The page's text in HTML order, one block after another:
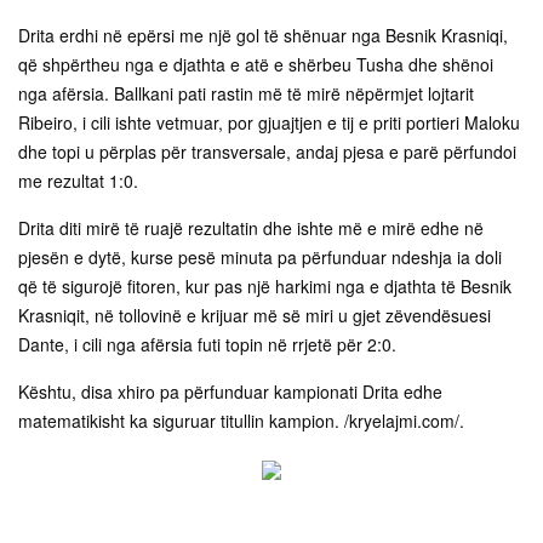
Drita erdhi në epërsi me një gol të shënuar nga Besnik Krasniqi,
që shpërtheu nga e djathta e atë e shërbeu Tusha dhe shënoi
nga afërsia. Ballkani pati rastin më të mirë nëpërmjet lojtarit
Ribeiro, i cili ishte vetmuar, por gjuajtjen e tij e priti portieri Maloku
dhe topi u përplas për transversale, andaj pjesa e parë përfundoi
me rezultat 1:0.
Drita diti mirë të ruajë rezultatin dhe ishte më e mirë edhe në
pjesën e dytë, kurse pesë minuta pa përfunduar ndeshja ia doli
që të sigurojë fitoren, kur pas një harkimi nga e djathta të Besnik
Krasniqit, në tollovinë e krijuar më së miri u gjet zëvendësuesi
Dante, i cili nga afërsia futi topin në rrjetë për 2:0.
Kështu, disa xhiro pa përfunduar kampionati Drita edhe
matematikisht ka siguruar titullin kampion. /kryelajmi.com/.